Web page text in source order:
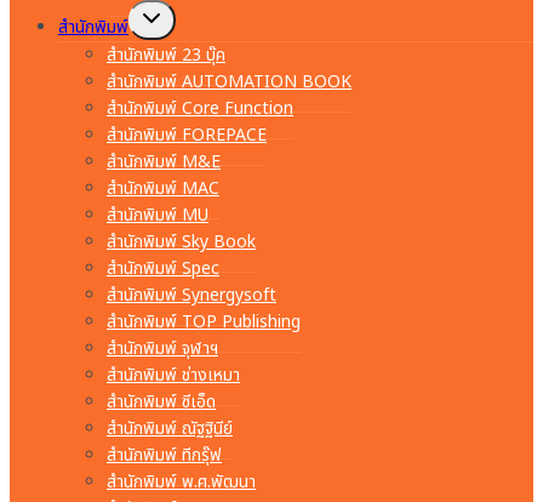
สำนักพิมพ์
Toggle
child
menu
สำนักพิมพ์ 23 บุ๊ค
สำนักพิมพ์ AUTOMATION BOOK
สำนักพิมพ์ Core Function
สำนักพิมพ์ FOREPACE
สำนักพิมพ์ M&E
สำนักพิมพ์ MAC
สำนักพิมพ์ MU
สำนักพิมพ์ Sky Book
สำนักพิมพ์ Spec
สำนักพิมพ์ Synergysoft
สำนักพิมพ์ TOP Publishing
สำนักพิมพ์ จุฬาฯ
สำนักพิมพ์ ช่างเหมา
สำนักพิมพ์ ซีเอ็ด
สำนักพิมพ์ ณัฐฐินีย์
สำนักพิมพ์ ทีกรุ๊ฟ
สำนักพิมพ์ พ.ศ.พัฒนา